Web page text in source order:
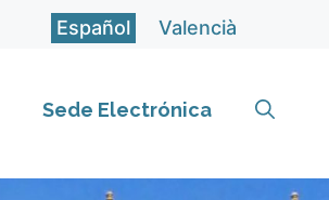
Español Valencià
Sede Electrónica